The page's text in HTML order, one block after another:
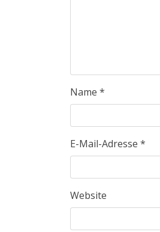
Name *
E-Mail-Adresse *
Website